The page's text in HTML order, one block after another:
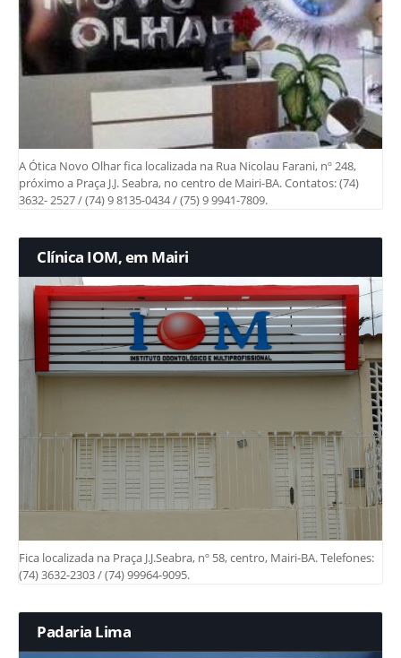
A Ótica Novo Olhar fica localizada na Rua Nicolau Farani, nº 248,
próximo a Praça J.J. Seabra, no centro de Mairi-BA. Contatos: (74)
3632- 2527 / (74) 9 8135-0434 / (75) 9 9941-7809.
Clínica IOM, em Mairi
Fica localizada na Praça J.J.Seabra, nº 58, centro, Mairi-BA. Telefones:
(74) 3632-2303 / (74) 99964-9095.
Padaria Lima